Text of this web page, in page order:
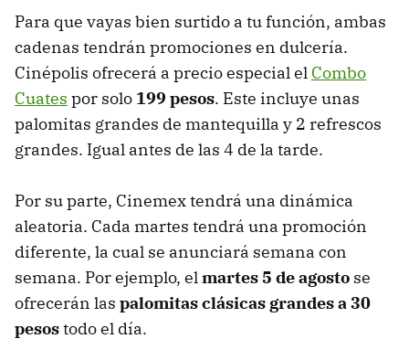
Para que vayas bien surtido a tu función, ambas
cadenas tendrán promociones en dulcería.
Cinépolis ofrecerá a precio especial el Combo
Cuates por solo 199 pesos. Este incluye unas
palomitas grandes de mantequilla y 2 refrescos
grandes. Igual antes de las 4 de la tarde.
Por su parte, Cinemex tendrá una dinámica
aleatoria. Cada martes tendrá una promoción
diferente, la cual se anunciará semana con
semana. Por ejemplo, elmartes 5 de agosto se
ofrecerán las palomitas clásicas grandes a 30
pesostodo el día.